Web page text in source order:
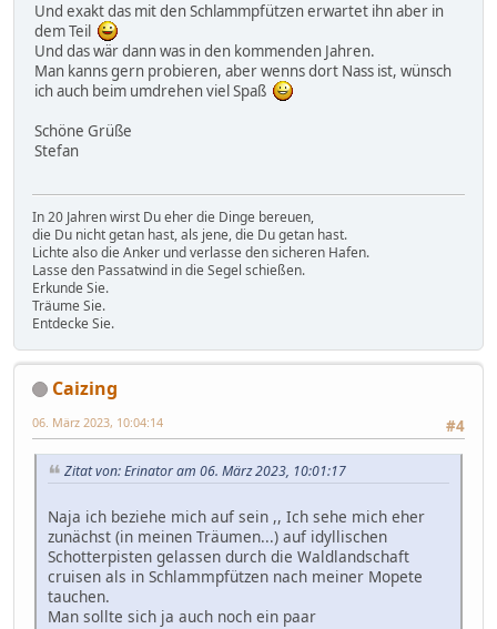
Und exakt das mit den Schlammpfützen erwartet ihn aber in
dem Teil
Und das wär dann was in den kommenden Jahren.
Man kanns gern probieren, aber wenns dort Nass ist, wünsch
ich auch beim umdrehen viel Spaß
Schöne Grüße
Stefan
In 20 Jahren wirst Du eher die Dinge bereuen,
die Du nicht getan hast, als jene, die Du getan hast.
Lichte also die Anker und verlasse den sicheren Hafen.
Lasse den Passatwind in die Segel schießen.
Erkunde Sie.
Träume Sie.
Entdecke Sie.
Caizing
#4
06. März 2023, 10:04:14
Zitat von: Erinator am 06. März 2023, 10:01:17
Naja ich beziehe mich auf sein ,, Ich sehe mich eher
zunächst (in meinen Träumen...) auf idyllischen
Schotterpisten gelassen durch die Waldlandschaft
cruisen als in Schlammpfützen nach meiner Mopete
tauchen.
Man sollte sich ja auch noch ein paar